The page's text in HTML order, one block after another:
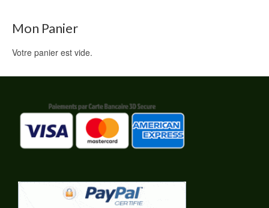
Mon Panier
Votre panier est vide.